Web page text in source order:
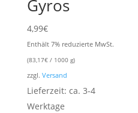
Gyros
4,99€
Enthält 7% reduzierte MwSt.
(83,17€/ 1000 g)
zzgl. Versand
Lieferzeit: ca. 3-4
Werktage